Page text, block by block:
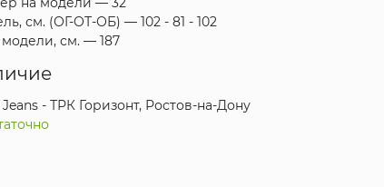
см. (ОГ-ОТ-ОБ) — 102 - 81 - 102
модели, см. — 187
Jeans - ТРК Горизонт, Ростов-на-Дону